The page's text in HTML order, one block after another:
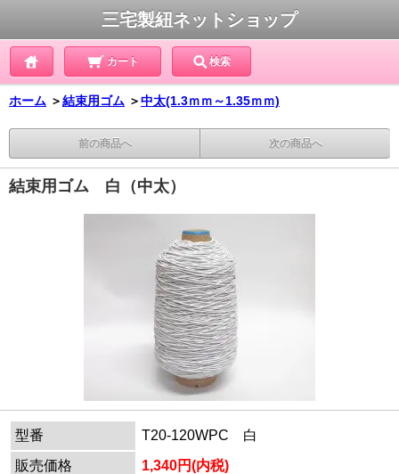
三宅製紐ネットショップ
カート 検索
ホーム ＞結束用ゴム ＞中太(1.3ｍｍ～1.35ｍｍ)
前の商品へ 次の商品へ
結束用ゴム 白（中太）
型番
T20-120WPC 白
販売価格
1,340円(内税)